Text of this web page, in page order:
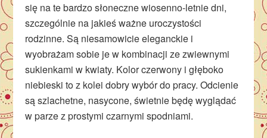
się na te bardzo słoneczne wiosenno-letnie dni,
szczególnie na jakieś ważne uroczystości
rodzinne. Są niesamowicie eleganckie i
wyobrażam sobie je w kombinacji ze zwiewnymi
sukienkami w kwiaty. Kolor czerwony i głęboko
niebieski to z kolei dobry wybór do pracy. Odcienie
są szlachetne, nasycone, świetnie będę wyglądać
w parze z prostymi czarnymi spodniami.